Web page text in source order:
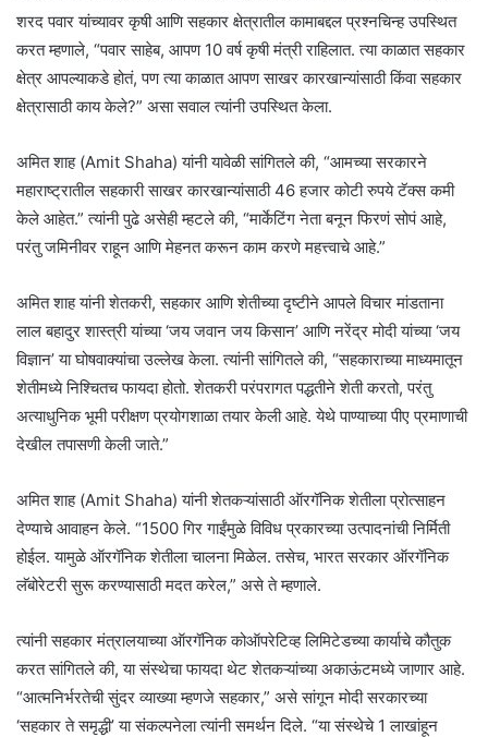
शरद पवार यांच्यावर कृषी आणि सहकार क्षेत्रातील कामाबद्दल प्रश्नचिन्ह उपस्थित
करत म्हणाले, “पवार साहेब, आपण 10 वर्ष कृषी मंत्री राहिलात. त्या काळात सहकार
क्षेत्र आपल्याकडे होतं, पण त्या काळात आपण साखर कारखान्यांसाठी किंवा सहकार
क्षेत्रासाठी काय केले?” असा सवाल त्यांनी उपस्थित केला.
अमित शाह (Amit Shaha) यांनी यावेळी सांगितले की, “आमच्या सरकारने
महाराष्ट्रातील सहकारी साखर कारखान्यांसाठी 46 हजार कोटी रुपये टॅक्स कमी
केले आहेत.” त्यांनी पुढे असेही म्हटले की, “मार्केटिंग नेता बनून फिरणं सोपं आहे,
परंतु जमिनीवर राहून आणि मेहनत करून काम करणे महत्त्वाचे आहे.”
अमित शाह यांनी शेतकरी, सहकार आणि शेतीच्या दृष्टीने आपले विचार मांडताना
लाल बहादुर शास्त्री यांच्या ‘जय जवान जय किसान’ आणि नरेंद्र मोदी यांच्या ‘जय
विज्ञान’ या घोषवाक्यांचा उल्लेख केला. त्यांनी सांगितले की, “सहकाराच्या माध्यमातून
शेतीमध्ये निश्चितच फायदा होतो. शेतकरी परंपरागत पद्धतीने शेती करतो, परंतु
अत्याधुनिक भूमी परीक्षण प्रयोगशाळा तयार केली आहे. येथे पाण्याच्या पीए प्रमाणाची
देखील तपासणी केली जाते.”
अमित शाह (Amit Shaha) यांनी शेतकऱ्यांसाठी ऑरगॅनिक शेतीला प्रोत्साहन
देण्याचे आवाहन केले. “1500 गिर गाईंमुळे विविध प्रकारच्या उत्पादनांची निर्मिती
होईल. यामुळे ऑरगॅनिक शेतीला चालना मिळेल. तसेच, भारत सरकार ऑरगॅनिक
लॅबोरेटरी सुरू करण्यासाठी मदत करेल,” असे ते म्हणाले.
त्यांनी सहकार मंत्रालयाच्या ऑरगॅनिक कोऑपरेटिव्ह लिमिटेडच्या कार्याचे कौतुक
करत सांगितले की, या संस्थेचा फायदा थेट शेतकऱ्यांच्या अकाऊंटमध्ये जाणार आहे.
“आत्मनिर्भरतेची सुंदर व्याख्या म्हणजे सहकार,” असे सांगून मोदी सरकारच्या
‘सहकार ते समृद्धी’ या संकल्पनेला त्यांनी समर्थन दिले. “या संस्थेचे 1 लाखांहून